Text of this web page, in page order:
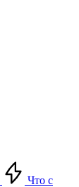
Что с